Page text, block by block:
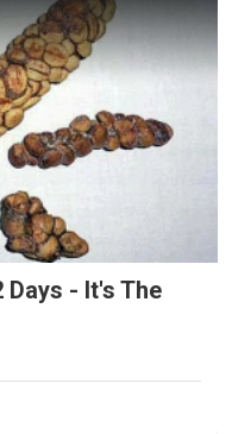
Days - It's The